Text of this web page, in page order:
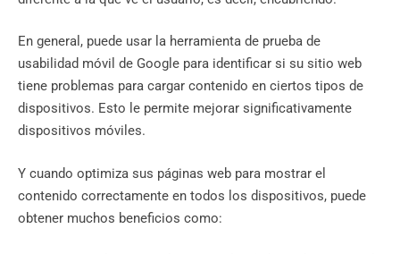
En general, puede usar la herramienta de prueba de
usabilidad móvil de Google para identificar si su sitio web
tiene problemas para cargar contenido en ciertos tipos de
dispositivos. Esto le permite mejorar significativamente
dispositivos móviles.
Y cuando optimiza sus páginas web para mostrar el
contenido correctamente en todos los dispositivos, puede
obtener muchos beneficios como: